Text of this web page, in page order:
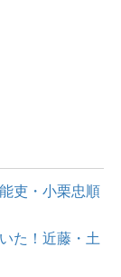
吏・小栗忠順
た！近藤・土